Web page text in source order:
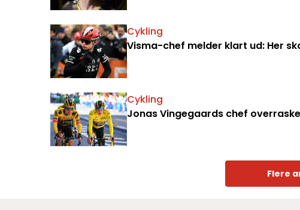
Cykling
Visma-chef melder klart ud: Her
Cykling
Jonas Vingegaards chef
Flere